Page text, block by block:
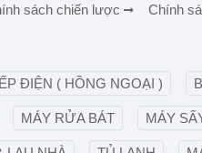
sách chiến lược Chính
ĐIỆN ( HỒNG NGOẠI )
MÁY RỬA BÁT MÁY